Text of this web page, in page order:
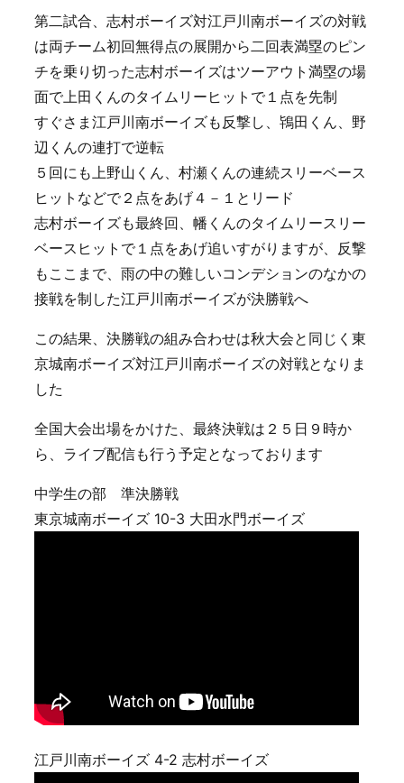
第二試合、志村ボーイズ対江戸川南ボーイズの対戦
は両チーム初回無得点の展開から二回表満塁のピン
チを乗り切った志村ボーイズはツーアウト満塁の場
面で上田くんのタイムリーヒットで１点を先制
すぐさま江戸川南ボーイズも反撃し、鴇田くん、野
辺くんの連打で逆転
５回にも上野山くん、村瀬くんの連続スリーベース
ヒットなどで２点をあげ４－１とリード
志村ボーイズも最終回、幡くんのタイムリースリー
ベースヒットで１点をあげ追いすがりますが、反撃
もここまで、雨の中の難しいコンデションのなかの
接戦を制した江戸川南ボーイズが決勝戦へ
この結果、決勝戦の組み合わせは秋大会と同じく東
京城南ボーイズ対江戸川南ボーイズの対戦となりま
した
全国大会出場をかけた、最終決戦は２５日９時か
ら、ライブ配信も行う予定となっております
中学生の部 準決勝戦
東京城南ボーイズ 10-3 大田水門ボーイズ
江戸川南ボーイズ 4-2 志村ボーイズ